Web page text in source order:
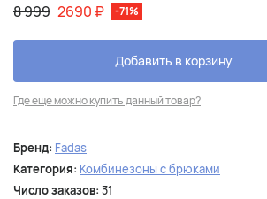
8 999 2690 ₽ -71%
Добавить в корзину
Где еще можно купить данный товар?
Бренд: Fadas
Категория: Комбинезоны с брюками
Число заказов: 31